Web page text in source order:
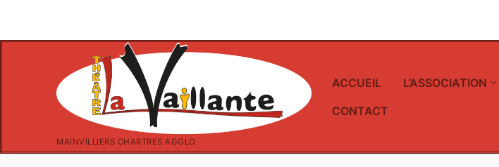
contenu
MAINVILLIERS CHARTRES AGGLO
ACCUEIL L’ASSOCIATION
CONTACT